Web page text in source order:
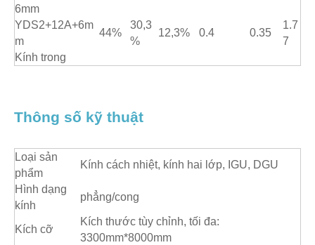
6mm
YDS2+12A+6m
m
Kính trong
44%
30,3
%
12,3% 0.4 0.35
1.7
7
Thông số kỹ thuật
Loại sản
phẩm
Kính cách nhiệt, kính hai lớp, IGU, DGU
Hình dạng
kính
phẳng/cong
Kích cỡ
Kích thước tùy chỉnh, tối đa:
3300mm*8000mm